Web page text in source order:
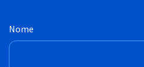
Nome